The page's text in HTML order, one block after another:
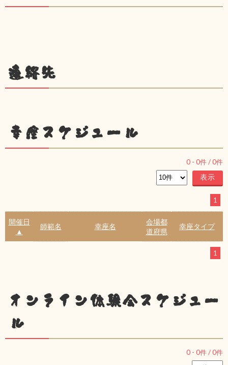
連絡先
幸座スケジュール
0 - 0件 /0件
1
開催日
▲
師範名 幸座名
会場都
道府県
幸座タイプ
1
オンライン体験会スケジュー
ル
0 - 0件 /0件